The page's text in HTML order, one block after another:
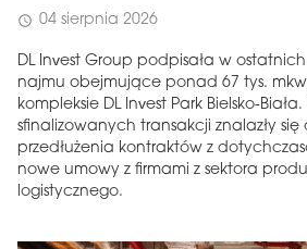
schedule 04 sierpnia 2026
DL Invest Group podpisała w
najmu obejmujące ponad 67 tys.
kompleksie DL Invest Park Bielsko-Biała.
sfinalizowanych transakcji znalazły
przedłużenia kontraktów z
nowe umowy z firmami z sektora
logistycznego.